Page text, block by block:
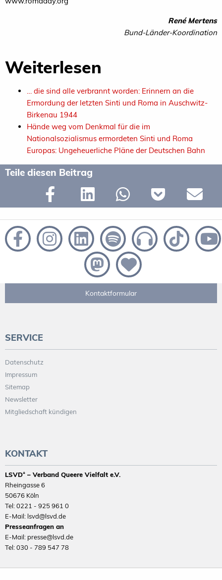
René Mertens
Bund-Länder-Koordination
Weiterlesen
… die sind alle verbrannt worden: Erinnern an die
Ermordung der letzten Sinti und Roma in Auschwitz-
Birkenau 1944
Hände weg vom Denkmal für die im
Nationalsozialismus ermordeten Sinti und Roma
Europas: Ungeheuerliche Pläne der Deutschen Bahn
Teile diesen Beitrag
Kontaktformular
SERVICE
Datenschutz
Impressum
Sitemap
Newsletter
Mitgliedschaft kündigen
KONTAKT
LSVD⁺ – Verband Queere Vielfalt e.V.
Rheingasse 6
50676 Köln
Tel: 0221 - 925 961 0
E-Mail: lsvd@lsvd.de
Presseanfragen an
E-Mail: presse@lsvd.de
Tel: 030 - 789 547 78